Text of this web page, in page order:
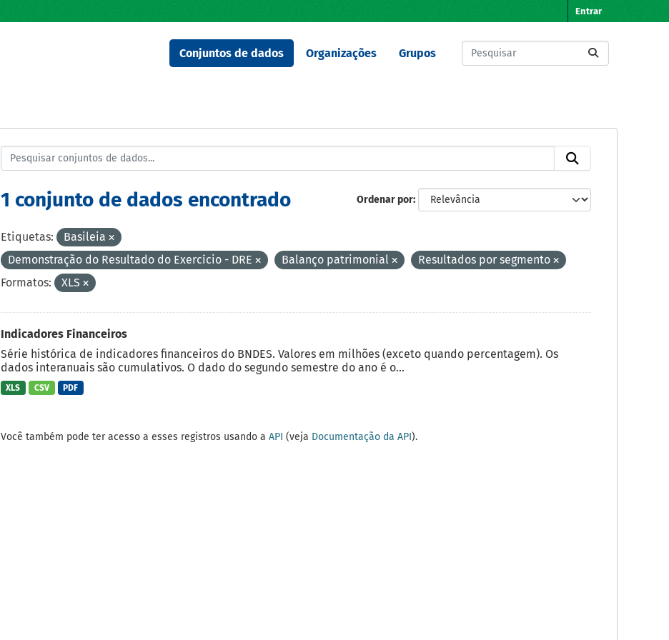
Entrar
Conjuntos de dados Organizações Grupos
Ordenar por
1 conjunto de dados encontrado
Etiquetas:
Basileia
Demonstração do Resultado do Exercício - DRE
Balanço patrimonial
Resultados por segmento
Formatos:
XLS
Indicadores Financeiros
Série histórica de indicadores financeiros do BNDES. Valores em milhões (exceto quando percentagem). Os
dados interanuais são cumulativos. O dado do segundo semestre do ano é o...
XLS CSV PDF
Você também pode ter acesso a esses registros usando a API (veja Documentação da API).